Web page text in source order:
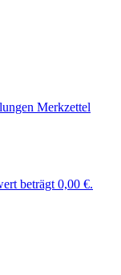
Merkzettel
beträgt 0,00 €.